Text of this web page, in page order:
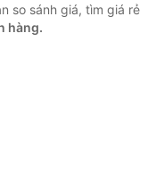
so sánh giá, tìm giá rẻ
hàng.